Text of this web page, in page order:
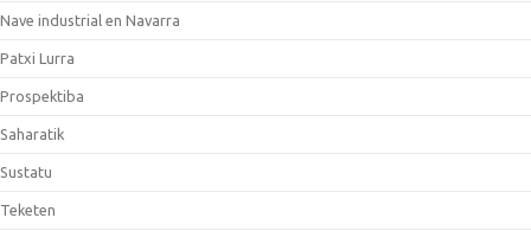
Nave industrial en Navarra
Patxi Lurra
Prospektiba
Saharatik
Sustatu
Teketen